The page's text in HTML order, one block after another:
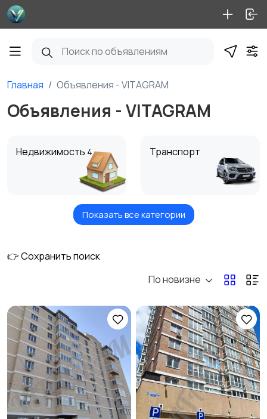
Главная Объявления - VITAGRAM
Объявления - VITAGRAM
Недвижимость 4 Транспорт
Вакансии
Детские товары Для дома и дачи
Показать все категории
👉 Сохранить поиск
По новизне